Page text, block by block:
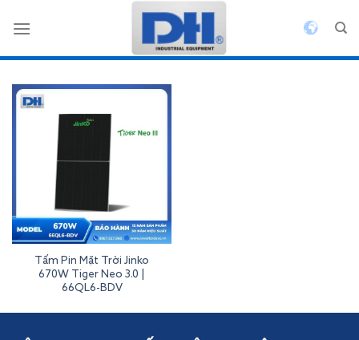
qua
Tấm Pin Mặt Trời Jinko
670W Tiger Neo 3.0 |
66QL6-BDV
Inverterdeye